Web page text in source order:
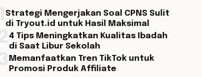
Strategi Mengerjakan Soal CPNS Sulit
di Tryout.id untuk Hasil Maksimal
4 Tips Meningkatkan Kualitas Ibadah
di Saat Libur Sekolah
Memanfaatkan Tren TikTok untuk
Promosi Produk Affiliate